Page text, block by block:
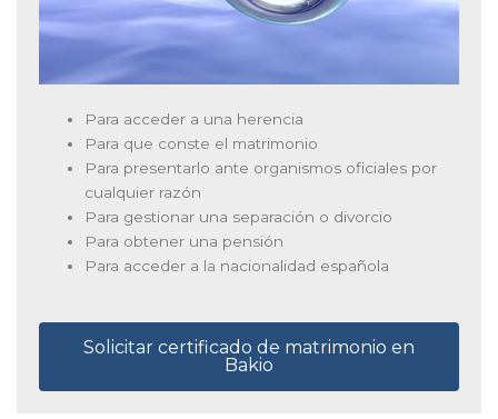
Para acceder a una herencia
Para que conste el matrimonio
Para presentarlo ante organismos oficiales por
cualquier razón
Para gestionar una separación o divorcio
Para obtener una pensión
Para acceder a la nacionalidad española
Solicitar certificado de matrimonio en
Bakio